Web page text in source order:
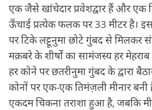
एक जैसे खांचेदार प्रवेशद्वार हैं और एक
ऊँचाई प्रत्येक फलक पर 33 मीटर है।
पर टिके लट्टूनुमा छोटे गुंबद से मिलकर
मक़बरे के शीर्षों का सामंजस्य हर
हर कोने पर छतरीनुमा गुंबद के द्वारा
कोनों पर एक-एक तिमंज़ली मीनार
एकदम चिकना तराशा हुआ है, जबकि